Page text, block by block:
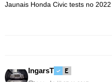
Jaunais Honda Civic tests no
IngarsT